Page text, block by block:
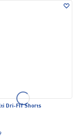
Dri-FIT Shorts